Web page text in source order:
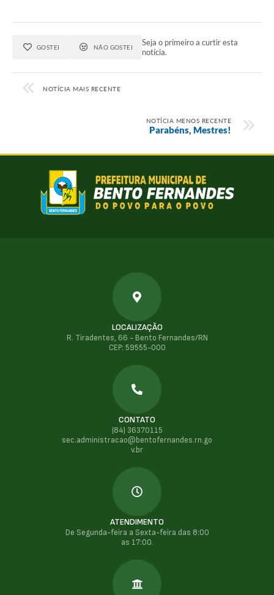
GOSTEI NÃO GOSTEI
Seja o primeiro a curtir esta
notícia.
NOTÍCIA MAIS RECENTE
NOTÍCIA MENOS RECENTE
Parabéns, Mestres!
LOCALIZAÇÃO
R. Tiradentes, 66 - Bento Fernandes/RN
CEP: 59555-000
CONTATO
(84) 36370115
sec.administracao@bentofernandes.rn.go
v.br
ATENDIMENTO
De Segunda-feira a Sexta-feira das 8:00
as 17:00.